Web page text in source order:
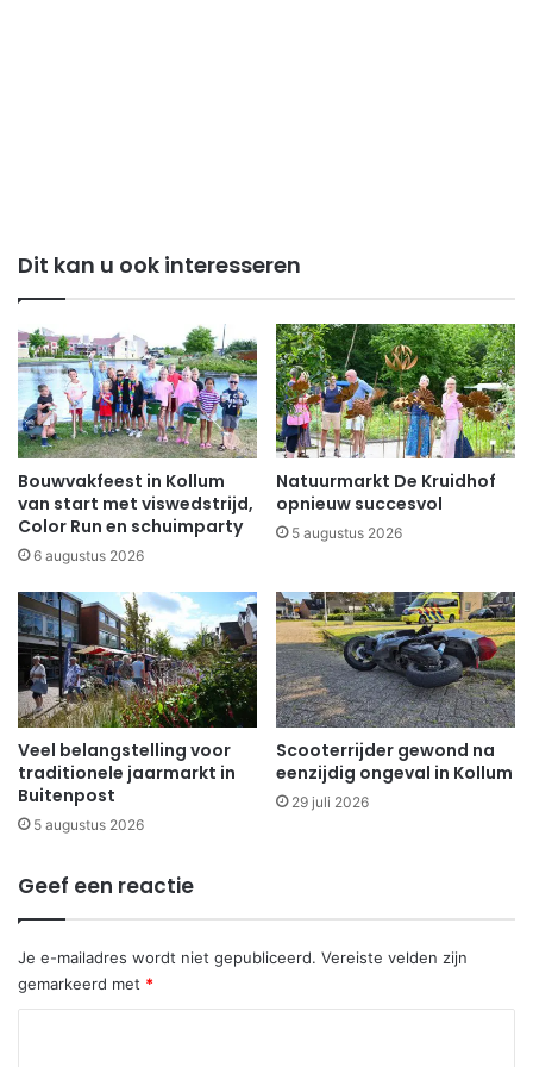
Dit kan u ook interesseren
Bouwvakfeest in Kollum
van start met viswedstrijd,
Color Run en schuimparty
6 augustus 2026
Natuurmarkt De Kruidhof
opnieuw succesvol
5 augustus 2026
Veel belangstelling voor
traditionele jaarmarkt in
Buitenpost
5 augustus 2026
Scooterrijder gewond na
eenzijdig ongeval in Kollum
29 juli 2026
Geef een reactie
Je e-mailadres wordt niet gepubliceerd. Vereiste velden zijn
gemarkeerd met *